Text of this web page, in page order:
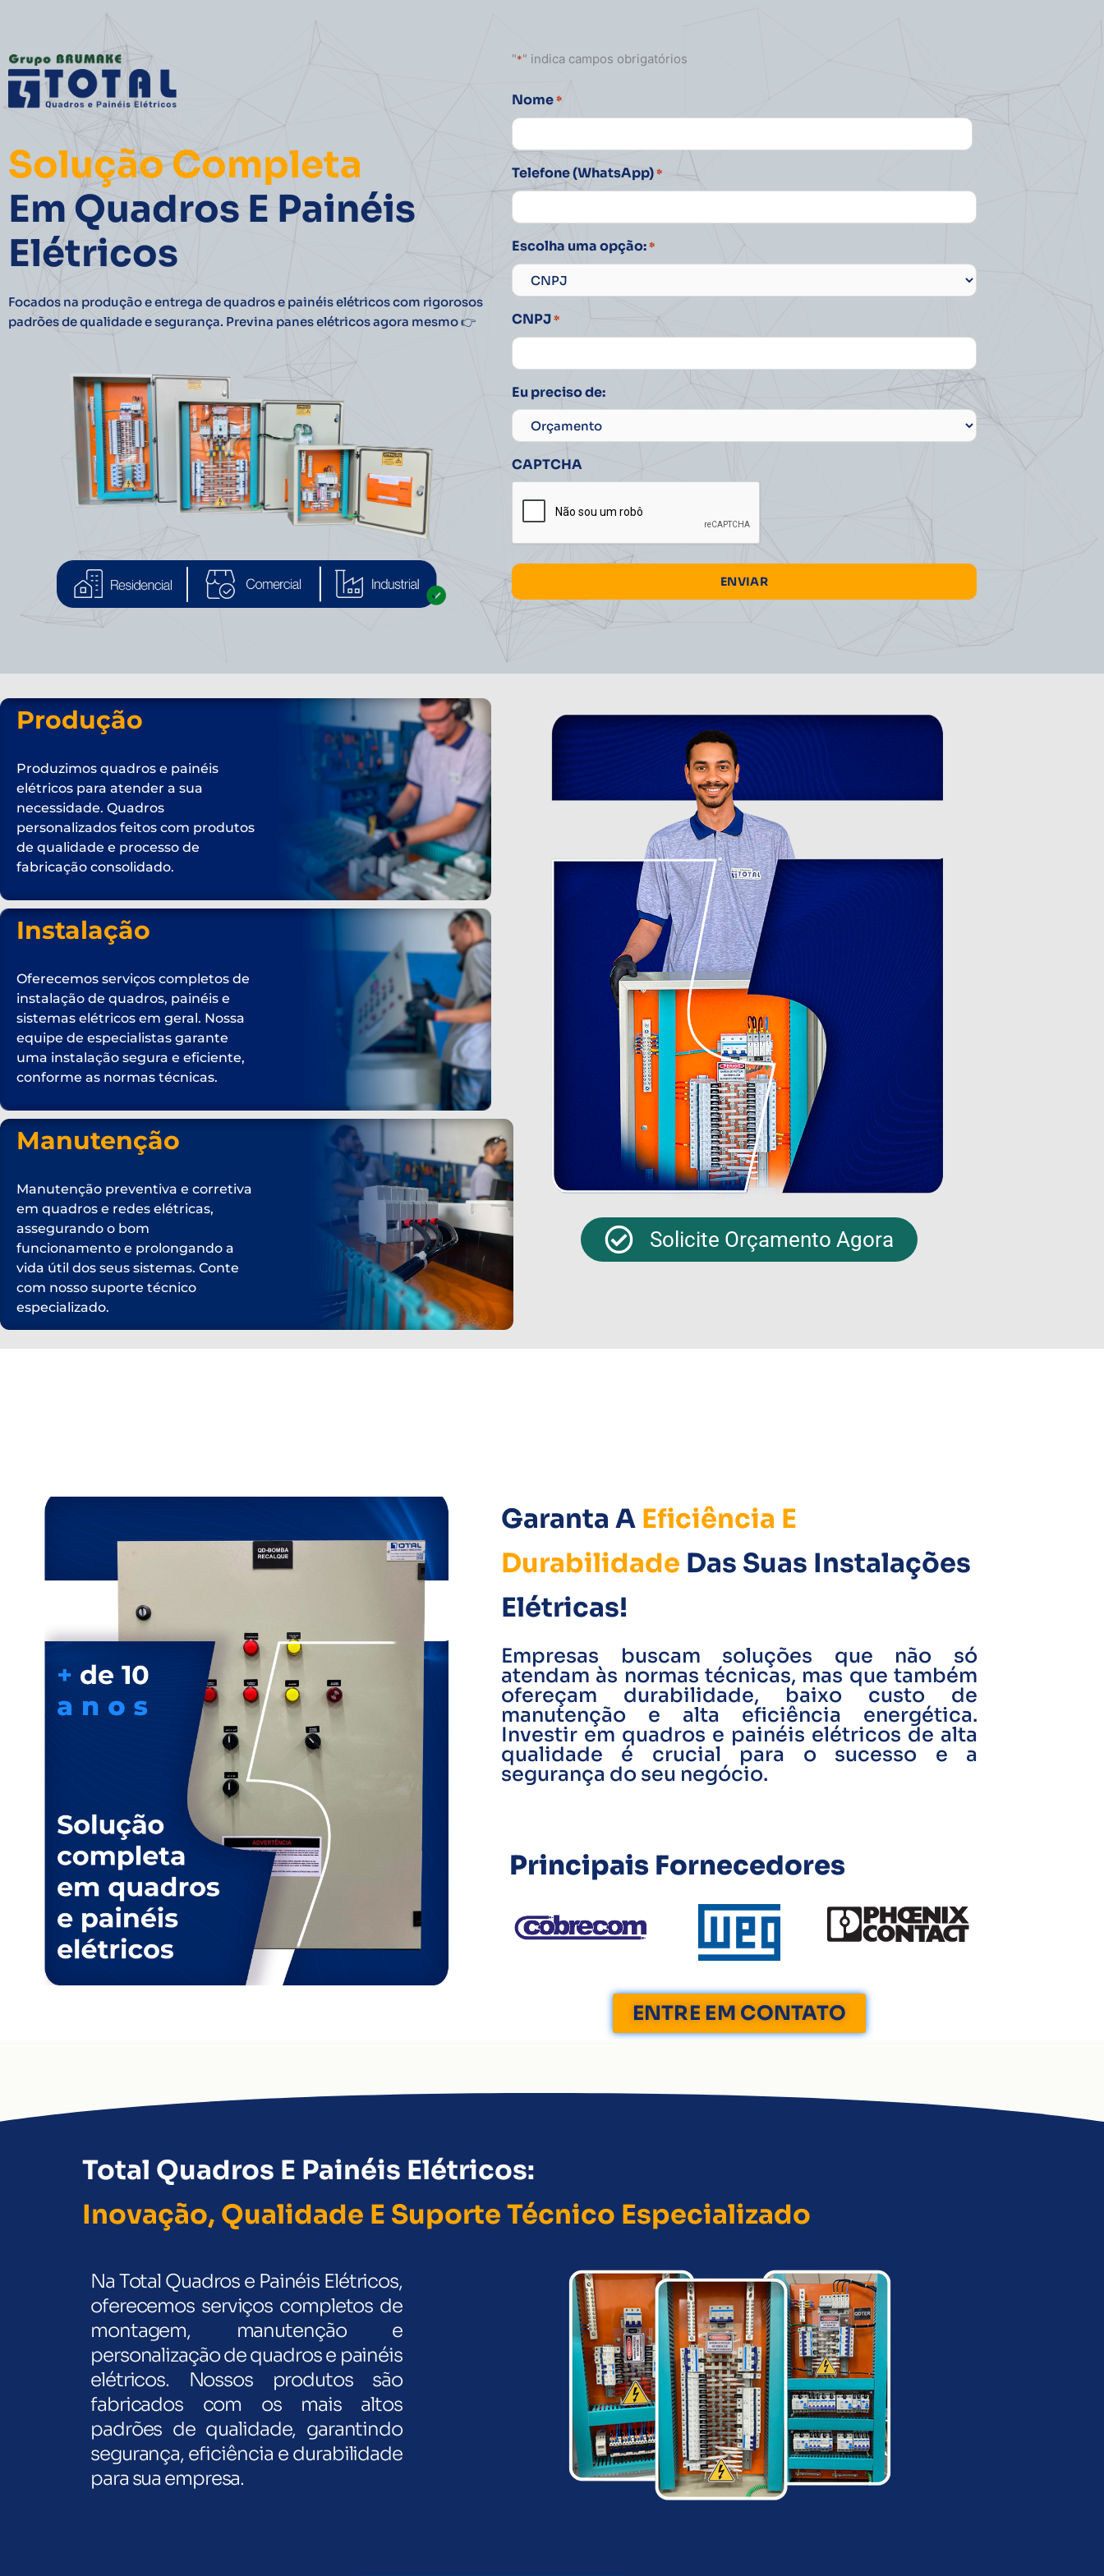
conteúdo
Solução Completa
Em Quadros E Painéis
Elétricos
Focados na produção e entrega de quadros e painéis elétricos com rigorosos
padrões de qualidade e segurança. Previna panes elétricos agora mesmo 👉
"*" indica campos obrigatórios
Nome*
Nome
Telefone (WhatsApp)*
Escolha uma opção:*
CNPJ*
Eu preciso de:
CAPTCHA
Produção
Produzimos quadros e painéis
elétricos para atender a sua
necessidade. Quadros
personalizados feitos com produtos
de qualidade e processo de
fabricação consolidado.
Instalação
Oferecemos serviços completos de
instalação de quadros, painéis e
sistemas elétricos em geral. Nossa
equipe de especialistas garante
uma instalação segura e eficiente,
conforme as normas técnicas.
Manutenção
Manutenção preventiva e corretiva
em quadros e redes elétricas,
assegurando o bom
funcionamento e prolongando a
vida útil dos seus sistemas. Conte
com nosso suporte técnico
especializado.
Solicite Orçamento Agora
Garanta A Eficiência E
Durabilidade Das Suas Instalações
Elétricas!
Empresas buscam soluções que não só
atendam às normas técnicas, mas que também
ofereçam durabilidade, baixo custo de
manutenção e alta eficiência energética.
Investir em quadros e painéis elétricos de alta
qualidade é crucial para o sucesso e a
segurança do seu negócio.
Principais Fornecedores
ENTRE EM CONTATO
Total Quadros E Painéis Elétricos:
Inovação, Qualidade E Suporte Técnico Especializado
Na Total Quadros e Painéis Elétricos,
oferecemos serviços completos de
montagem, manutenção e
personalização de quadros e painéis
elétricos. Nossos produtos são
fabricados com os mais altos
padrões de qualidade, garantindo
segurança, eficiência e durabilidade
para sua empresa.